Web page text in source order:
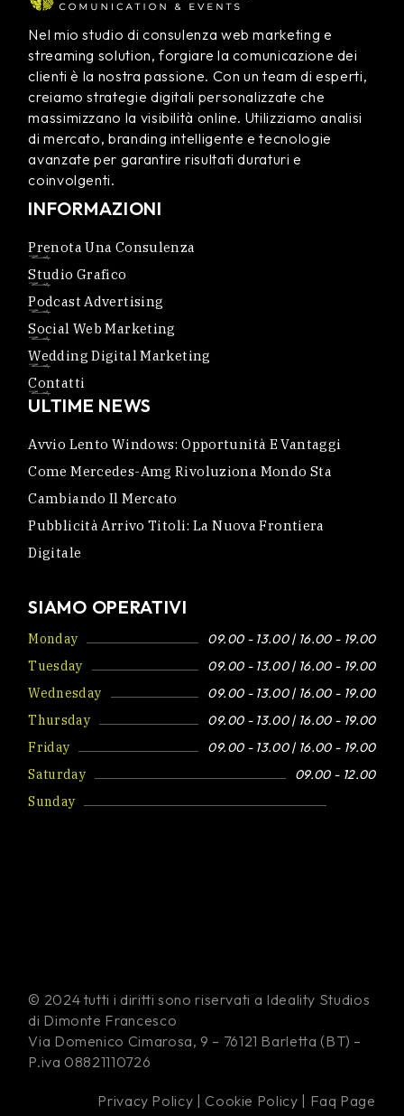
Nel mio studio di consulenza web marketing e
streaming solution, forgiare la comunicazione dei
clienti è la nostra passione. Con un team di esperti,
creiamo strategie digitali personalizzate che
massimizzano la visibilità online. Utilizziamo analisi
di mercato, branding intelligente e tecnologie
avanzate per garantire risultati duraturi e
coinvolgenti.
INFORMAZIONI
Prenota Una Consulenza
Studio Grafico
Podcast Advertising
Social Web Marketing
Wedding Digital Marketing
Contatti
ULTIME NEWS
Avvio Lento Windows: Opportunità E Vantaggi
Come Mercedes-Amg Rivoluziona Mondo Sta
Cambiando Il Mercato
Pubblicità Arrivo Titoli: La Nuova Frontiera
Digitale
SIAMO OPERATIVI
Monday
09.00 - 13.00 | 16.00 - 19.00
Tuesday
09.00 - 13.00 | 16.00 - 19.00
Wednesday
09.00 - 13.00 | 16.00 - 19.00
Thursday
09.00 - 13.00 | 16.00 - 19.00
Friday
09.00 - 13.00 | 16.00 - 19.00
Saturday
09.00 - 12.00
Sunday
© 2024 tutti i diritti sono riservati a Ideality Studios
di Dimonte Francesco
Via Domenico Cimarosa, 9 – 76121 Barletta (BT) –
P.iva 08821110726
Privacy Policy | Cookie Policy | Faq Page